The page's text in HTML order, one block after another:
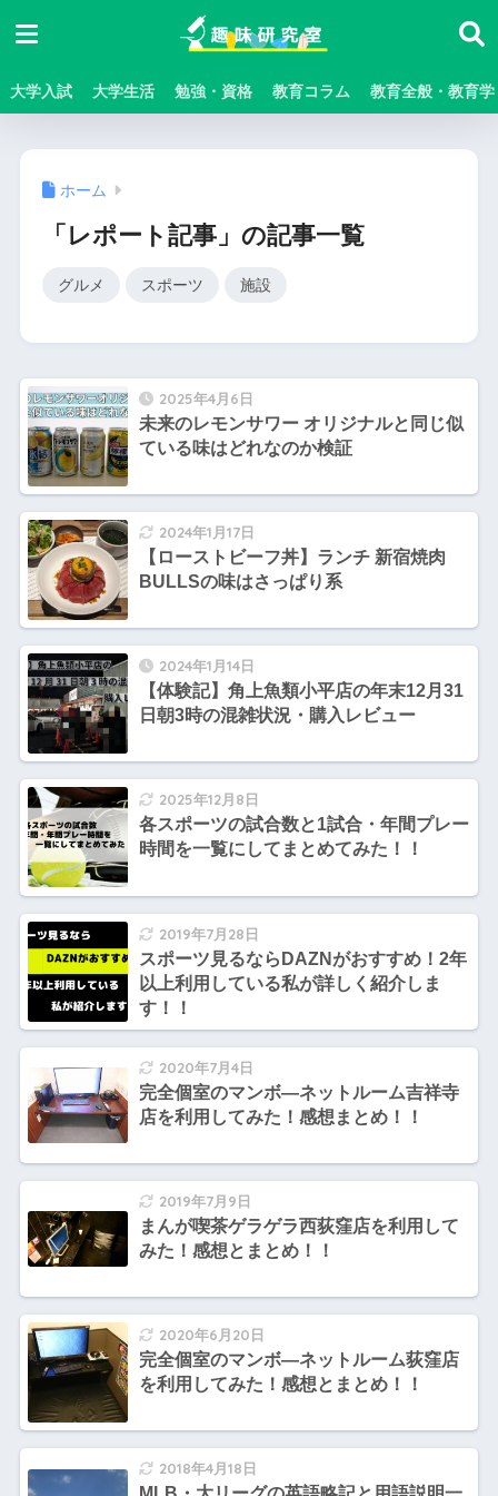
大学入試 大学生活 勉強・資格 教育コラム 教育全般・教育学
ホーム
「レポート記事」の記事一覧
グルメ スポーツ 施設
2025年4月6日
未来のレモンサワー オリジナルと同じ似
ている味はどれなのか検証
2024年1月17日
【ローストビーフ丼】ランチ 新宿焼肉
BULLSの味はさっぱり系
2024年1月14日
【体験記】角上魚類小平店の年末12月31
日朝3時の混雑状況・購入レビュー
2025年12月8日
各スポーツの試合数と1試合・年間プレー
時間を一覧にしてまとめてみた！！
2019年7月28日
スポーツ見るならDAZNがおすすめ！2年
以上利用している私が詳しく紹介しま
す！！
2020年7月4日
完全個室のマンボ―ネットルーム吉祥寺
店を利用してみた！感想まとめ！！
2019年7月9日
まんが喫茶ゲラゲラ西荻窪店を利用して
みた！感想とまとめ！！
2020年6月20日
完全個室のマンボ―ネットルーム荻窪店
を利用してみた！感想とまとめ！！
2018年4月18日